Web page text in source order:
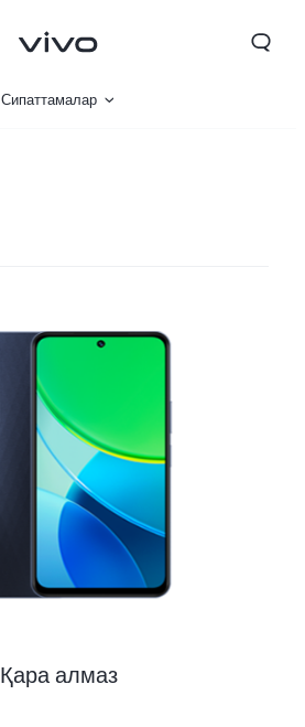
Сипаттамалар
Қара алмаз